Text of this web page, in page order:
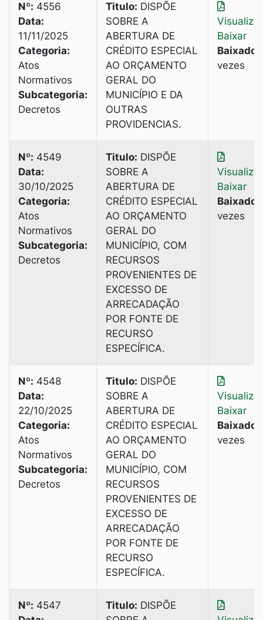
Nº: 4556
Data:
11/11/2025
Categoria:
Atos
Normativos
Subcategoria:
Decretos
Titulo: DISPÕE
SOBRE A
ABERTURA DE
CRÉDITO ESPECIAL
AO ORÇAMENTO
GERAL DO
MUNICÍPIO E DA
OUTRAS
PROVIDENCIAS.
Baixar
Baixado:
vezes
Nº: 4549
Data:
30/10/2025
Categoria:
Atos
Normativos
Subcategoria:
Decretos
Titulo: DISPÕE
SOBRE A
ABERTURA DE
CRÉDITO ESPECIAL
AO ORÇAMENTO
GERAL DO
MUNICÍPIO, COM
RECURSOS
PROVENIENTES DE
EXCESSO DE
ARRECADAÇÃO
POR FONTE DE
RECURSO
ESPECÍFICA.
Baixar
Baixado:
vezes
Nº: 4548
Data:
22/10/2025
Categoria:
Atos
Normativos
Subcategoria:
Decretos
Titulo: DISPÕE
SOBRE A
ABERTURA DE
CRÉDITO ESPECIAL
AO ORÇAMENTO
GERAL DO
MUNICÍPIO, COM
RECURSOS
PROVENIENTES DE
EXCESSO DE
ARRECADAÇÃO
POR FONTE DE
RECURSO
ESPECÍFICА.
Baixar
Baixado:
vezes
Nº: 4547
Titulo: DISPÕE